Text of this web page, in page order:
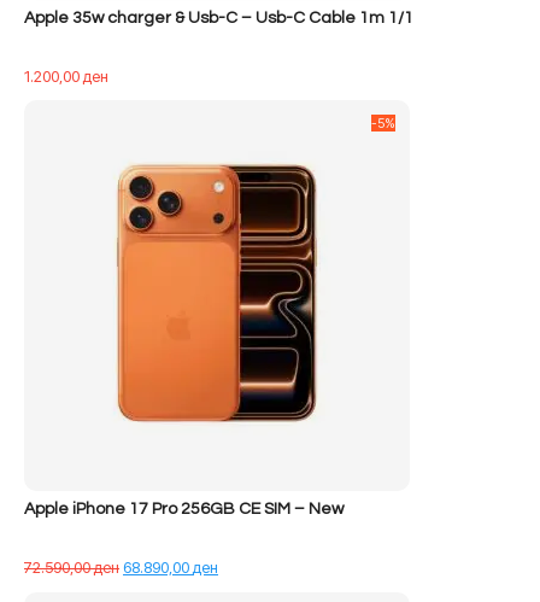
Apple 35w charger & Usb-C – Usb-C Cable 1m 1/1
1.200,00ден
Apple iPhone 17 Pro 256GB CE SIM – New
72.590,00денÇmimi
68.890,00ден
-5%